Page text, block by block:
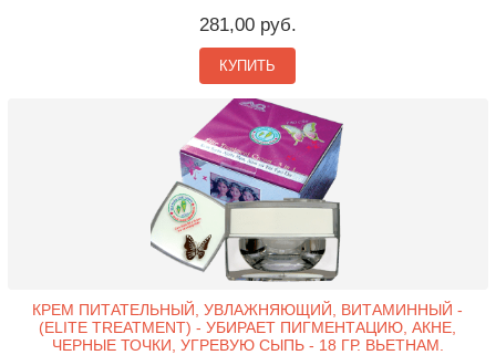
281,00 руб.
КУПИТЬ
КРЕМ ПИТАТЕЛЬНЫЙ, УВЛАЖНЯЮЩИЙ, ВИТАМИННЫЙ -
(ELITE TREATMENT) - УБИРАЕТ ПИГМЕНТАЦИЮ, АКНЕ,
ЧЕРНЫЕ ТОЧКИ, УГРЕВУЮ СЫПЬ - 18 ГР. ВЬЕТНАМ.